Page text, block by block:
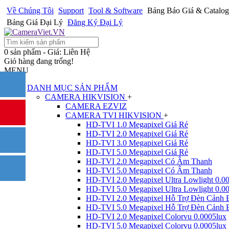
Về Chúng Tôi Support Tool & Software Bảng Báo Giá & Catalog
Bảng Giá Đại Lý Đăng Ký Đại Lý
0 sản phẩm - Giá: Liên Hệ
Giỏ hàng đang trống!
MENU
DANH MỤC SẢN PHẨM
CAMERA HIKVISION +
CAMERA EZVIZ
CAMERA TVI HIKVISION +
HD-TVI 1.0 Megapixel Giá Rẻ
HD-TVI 2.0 Megapixel Giá Rẻ
HD-TVI 3.0 Megapixel Giá Rẻ
HD-TVI 5.0 Megapixel Giá Rẻ
HD-TVI 2.0 Megapixel Có Âm Thanh
HD-TVI 5.0 Megapixel Có Âm Thanh
HD-TVI 2.0 Megapixel Ultra Lowlight
HD-TVI 5.0 Megapixel Ultra Lowlight
HD-TVI 2.0 Megapixel Hỗ Trợ Đèn Cảnh
HD-TVI 5.0 Megapixel Hỗ Trợ Đèn Cảnh
HD-TVI 2.0 Megapixel Colorvu 0.0005lux
HD-TVI 5.0 Megapixel Colorvu 0.0005lux